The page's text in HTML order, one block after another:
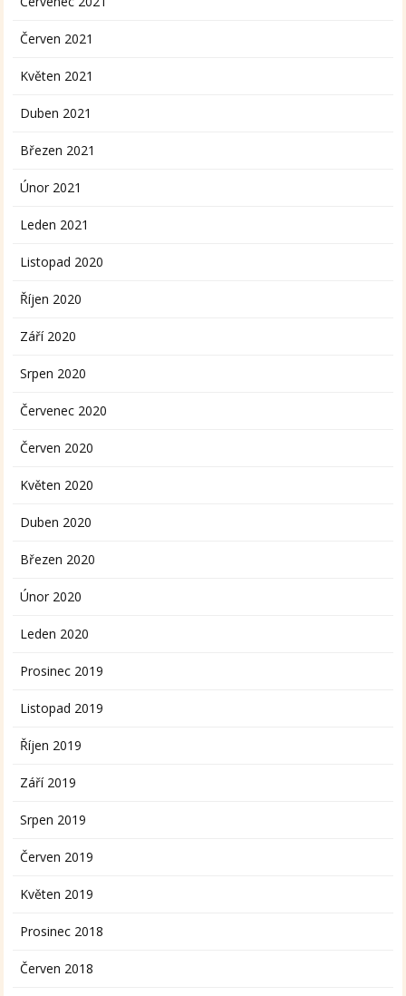
Červen 2021
Květen 2021
Duben 2021
Březen 2021
Únor 2021
Leden 2021
Listopad 2020
Říjen 2020
Září 2020
Srpen 2020
Červenec 2020
Červen 2020
Květen 2020
Duben 2020
Březen 2020
Únor 2020
Leden 2020
Prosinec 2019
Listopad 2019
Říjen 2019
Září 2019
Srpen 2019
Červen 2019
Květen 2019
Prosinec 2018
Červen 2018